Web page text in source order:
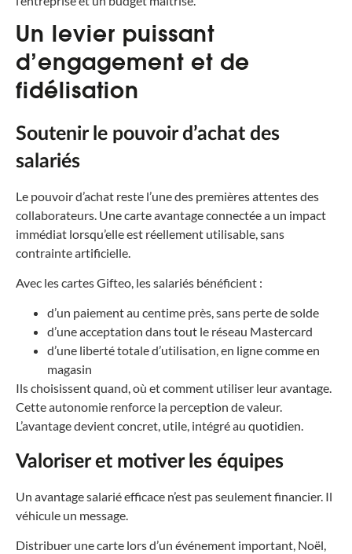
Un levier puissant
d’engagement et de
fidélisation
Soutenir le pouvoir d’achat des
salariés
Le pouvoir d’achat reste l’une des premières attentes des
collaborateurs. Une carte avantage connectée a un impact
immédiat lorsqu’elle est réellement utilisable, sans
contrainte artificielle.
Avec les cartes Gifteo, les salariés bénéficient :
d’un paiement au centime près, sans perte de solde
d’une acceptation dans tout le réseau Mastercard
d’une liberté totale d’utilisation, en ligne comme en
magasin
Ils choisissent quand, où et comment utiliser leur avantage.
Cette autonomie renforce la perception de valeur.
L’avantage devient concret, utile, intégré au quotidien.
Valoriser et motiver les équipes
Un avantage salarié efficace n’est pas seulement financier. Il
véhicule un message.
Distribuer une carte lors d’un événement important, Noël,